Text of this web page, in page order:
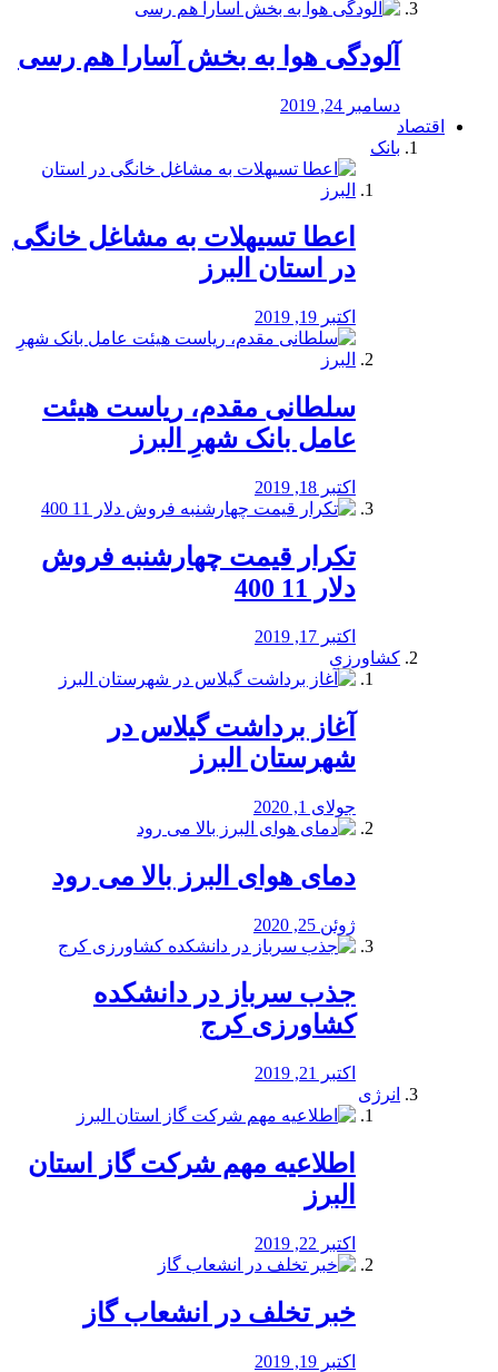
آلودگی هوا به بخش آسارا هم رسی
دسامبر 24, 2019
اقتصاد
بانک
️اعطا تسیهلات به مشاغل خانگی
در استان البرز
اکتبر 19, 2019
سلطانی مقدم، ریاست هیئت
عامل بانک شهرِ البرز
اکتبر 18, 2019
تکرار قیمت چهارشنبه فروش
دلار 11 400
اکتبر 17, 2019
کشاورزی
آغاز برداشت گیلاس در
شهرستان البرز
جولای 1, 2020
دمای هوای البرز بالا می رود
ژوئن 25, 2020
جذب سرباز در دانشکده
کشاورزی کرج
اکتبر 21, 2019
انرژی
️اطلاعیه مهم شرکت گاز استان
البرز
اکتبر 22, 2019
خبر تخلف در انشعاب گاز
اکتبر 19, 2019